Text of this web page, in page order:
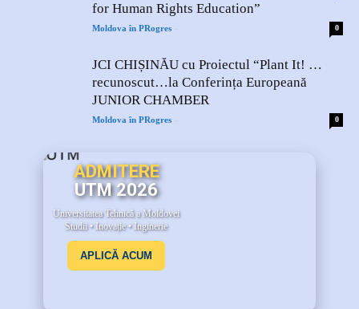
for Human Rights Education”
Moldova în PRogres - 0
JCI CHIȘINĂU cu Proiectul “Plant It! …
recunoscut…la Conferința Europeană
JUNIOR CHAMBER
Moldova în PRogres - 0
ADMITERE
UTM 2026
Universitatea Tehnică a Moldovei
Studii • Inovație • Inginerie
APLICĂ ACUM